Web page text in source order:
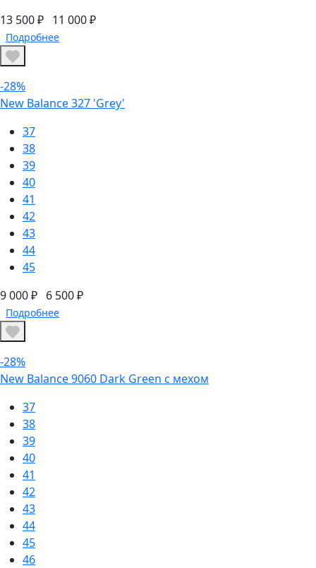
13 500 ₽ 11 000 ₽
Подробнее
-28%
New Balance 327 'Grey'
37
38
39
40
41
42
43
44
45
9 000 ₽ 6 500 ₽
Подробнее
-28%
New Balance 9060 Dark Green с мехом
37
38
39
40
41
42
43
44
45
46